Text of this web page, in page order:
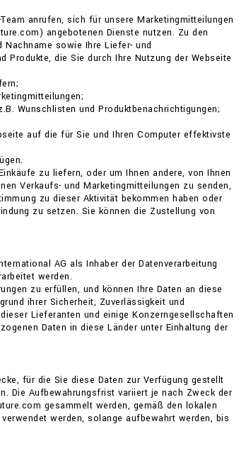
anrufen, sich für unsere Marketingmitteilungen
angebotenen Dienste nutzen. Zu den
sowie Ihre Liefer- und
Produkte, die Sie durch Ihre Nutzung der Webseite
Wunschlisten und Produktbenachrichtigungen;
auf die für Sie und Ihren Computer effektivste
zu liefern, oder um Ihnen andere, von Ihnen
Verkaufs- und Marketingmitteilungen zu senden,
zu dieser Aktivität bekommen haben oder
zu setzen. Sie können die Zustellung von
AG als Inhaber der Datenverarbeitung
werden.
zu erfüllen, und können Ihre Daten an diese
ihrer Sicherheit, Zuverlässigkeit und
Lieferanten und einige Konzerngesellschaften
Daten in diese Länder unter Einhaltung der
für die Sie diese Daten zur Verfügung gestellt
Die Aufbewahrungsfrist variiert je nach Zweck der
gesammelt werden, gemäß den lokalen
werden, solange aufbewahrt werden, bis